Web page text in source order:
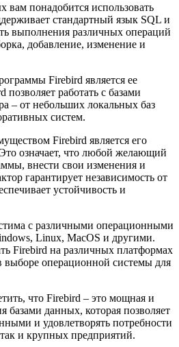
вам понадобится использовать
стандартный язык SQL и
выполнения различных операций
добавление, изменение и
Firebird является ее
работать с базами
– от небольших локальных баз
систем.
Firebird является его
означает, что любой желающий
внести свои изменения и
гарантирует независимость от
устойчивость и
с различными операционными
Linux, MacOS и другими.
Firebird на различных платформах
выборе операционной системы для
что Firebird – это мощная и
базами данных, которая позволяет
и удовлетворять потребности
и крупных предприятий.